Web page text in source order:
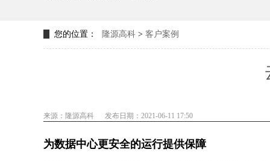
您的位置： 隆源高科 > 客户案例
来源：隆源高科 发布日期：2021-06-11 17:50
为数据中心更安全的运行提供保障